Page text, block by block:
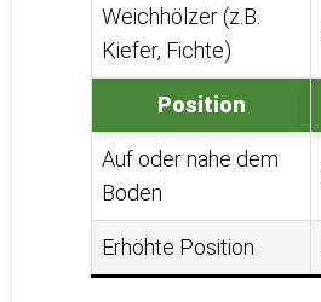
Weichhölzer (z.B.
Kiefer, Fichte)
Position
Auf oder nahe dem
Boden
Erhöhte Position